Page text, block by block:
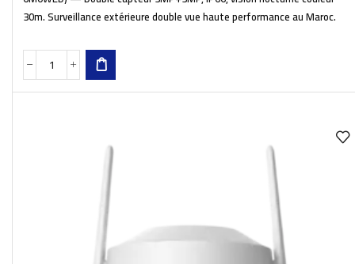
30m. Surveillance extérieure double vue haute performance au Maroc.